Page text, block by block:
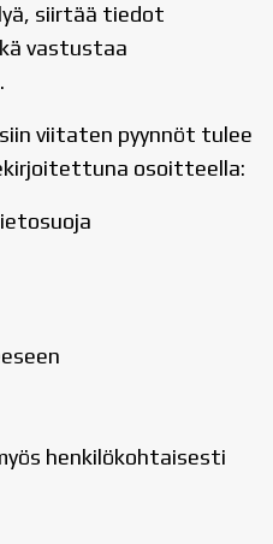
siirtää tiedot
vastustaa
viitaten pyynnöt tulee
osoitteella:
henkilökohtaisesti